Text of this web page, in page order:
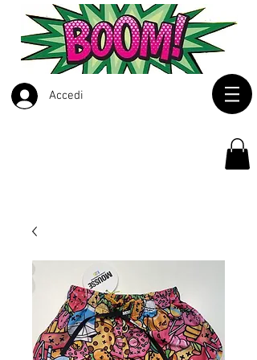
Accedi